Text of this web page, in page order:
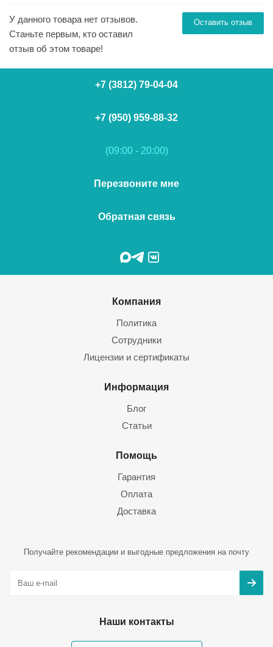
Оставить отзыв
У данного товара нет отзывов.
Станьте первым, кто оставил
отзыв об этом товаре!
+7 (3812) 79-04-04
+7 (950) 959-88-32
(09:00 - 20:00)
Перезвоните мне
Обратная связь
Компания
Политика
Сотрудники
Лицензии и сертификаты
Информация
Блог
Статьи
Помощь
Гарантия
Оплата
Доставка
Получайте рекомендации и выгодные предложения на почту
Наши контакты